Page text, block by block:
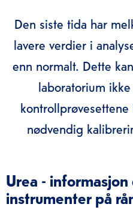
Den siste tida har
lavere verdier i
enn normalt. Dette
laboratorium
nødvendig
Urea -
instrumenter på